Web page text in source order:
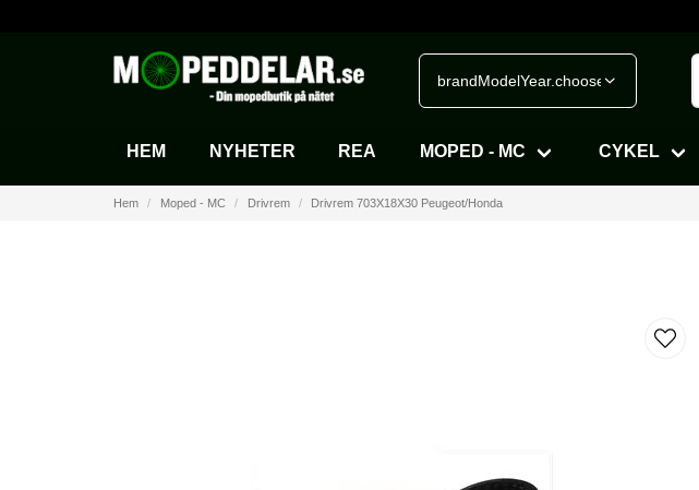
brandModelYear.chooseVehicle
HEM NYHETER REA MOPED - MC CYKEL
Hem Moped - MC Drivrem Drivrem 703X18X30 Peugeot/Honda